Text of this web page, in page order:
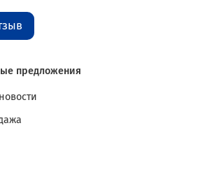
предложения